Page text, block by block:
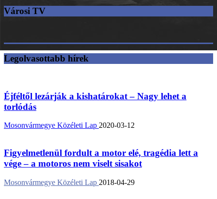
Városi TV
Legolvasottabb hírek
Éjféltől lezárják a kishatárokat – Nagy lehet a
torlódás
Mosonvármegye Közéleti Lap 2020-03-12
Figyelmetlenül fordult a motor elé, tragédia lett a
vége – a motoros nem viselt sisakot
Mosonvármegye Közéleti Lap 2018-04-29